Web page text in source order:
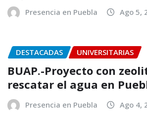
Presencia en Puebla Ago 5,
DESTACADAS UNIVERSITARIAS
BUAP.-Proyecto con
rescatar el agua en
Presencia en Puebla Ago 4,